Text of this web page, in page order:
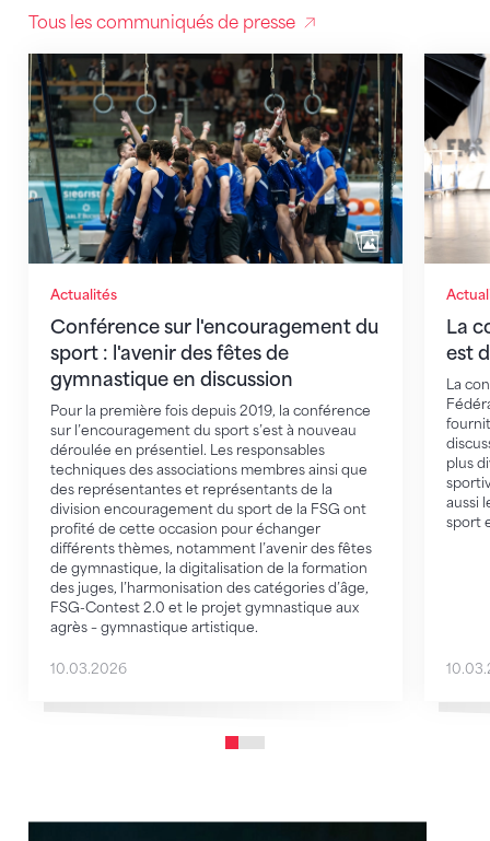
Tous les communiqués de presse
Actualités
Conférence sur l'encouragement du
sport : l'avenir des fêtes de
gymnastique en discussion
Pour la première fois depuis 2019, la conférence
sur l’encouragement du sport s’est à nouveau
déroulée en présentiel. Les responsables
techniques des associations membres ainsi que
des représentantes et représentants de la
division encouragement du sport de la FSG ont
profité de cette occasion pour échanger
différents thèmes, notamment l’avenir des fêtes
de gymnastique, la digitalisation de la formation
des juges, l’harmonisation des catégories d’âge,
FSG-Contest 2.0 et le projet gymnastique aux
agrès – gymnastique artistique.
Conférence sur l'encouragement du sport : l'avenir
10.03.2026
La
est
La
plus
aussi
sport
La